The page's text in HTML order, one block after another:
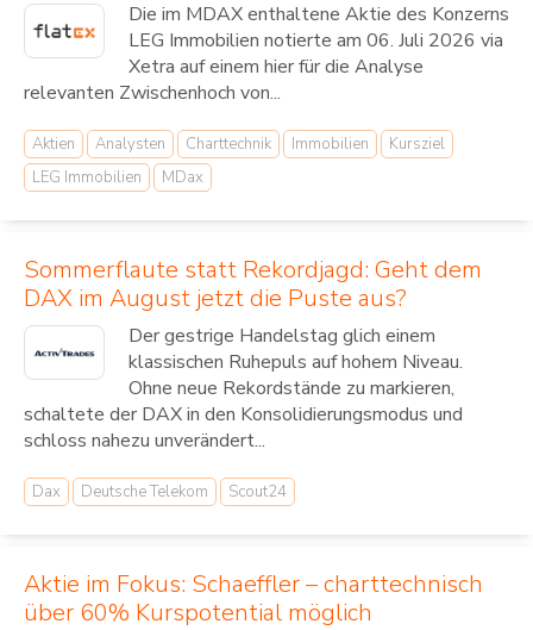
Die im MDAX enthaltene Aktie des Konzerns
LEG Immobilien notierte am 06. Juli 2026 via
Xetra auf einem hier für die Analyse
relevanten Zwischenhoch von...
Aktien Analysten Charttechnik Immobilien
Kursziel
LEG Immobilien
MDax
Sommerflaute statt Rekordjagd: Geht dem
DAX im August jetzt die Puste aus?
Der gestrige Handelstag glich einem
klassischen Ruhepuls auf hohem Niveau.
Ohne neue Rekordstände zu markieren,
schaltete der DAX in den Konsolidierungsmodus und
schloss nahezu unverändert...
Dax Deutsche Telekom Scout24
Aktie im Fokus: Schaeffler – charttechnisch
über 60% Kurspotential möglich